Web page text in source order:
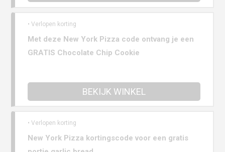
• Verlopen korting
Met deze New York Pizza code ontvang je een
GRATIS Chocolate Chip Cookie
BEKIJK WINKEL
• Verlopen korting
New York Pizza kortingscode voor een gratis